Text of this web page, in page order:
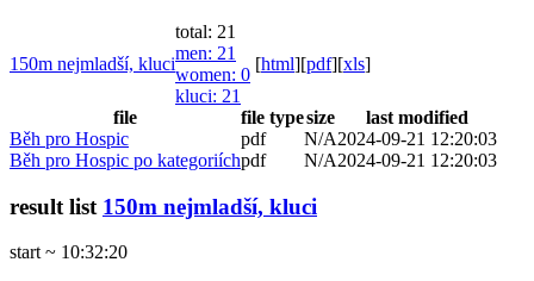
150m nejmladší, kluci
total: 21
men: 21
women: 0
kluci: 21
[html][pdf][xls]
file file typesize
last modified
Běh pro Hospic
pdf N/A2024-09-21 12:20:03
Běh pro Hospic po kategoriíchpdf N/A2024-09-21 12:20:03
result list 150m nejmladší, kluci
start ~ 10:32:20